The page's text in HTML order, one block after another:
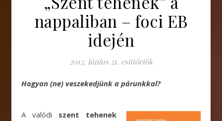
nappaliban – foci EB
idején
2012. június 21. csütörtök
Hogyan (ne) veszekedjünk a párunkkal?
A valódi szent tehenek